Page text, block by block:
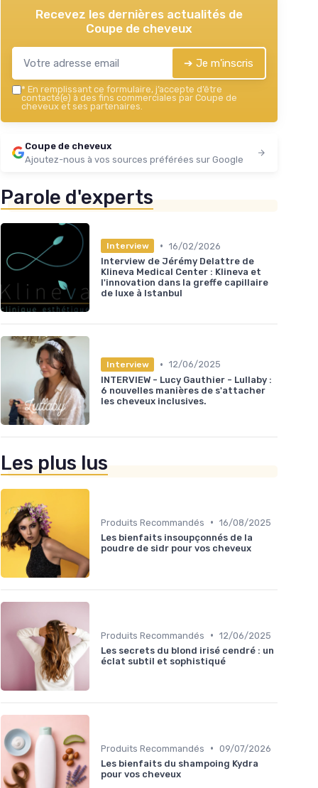
Recevez les dernières actualités de
Coupe de cheveux
➔ Je m'inscris
* En remplissant ce formulaire, j’accepte d’être
contacté(e) à des fins commerciales par Coupe de
cheveux et ses partenaires.
Coupe de cheveux
Ajoutez-nous à vos sources préférées sur Google
Parole d'experts
Interview • 16/02/2026
Interview de Jérémy Delattre de
Klineva Medical Center : Klineva et
l'innovation dans la greffe capillaire
de luxe à Istanbul
Interview • 12/06/2025
INTERVIEW - Lucy Gauthier - Lullaby :
6 nouvelles manières de s'attacher
les cheveux inclusives.
Les plus lus
Produits Recommandés • 16/08/2025
Les bienfaits insoupçonnés de la
poudre de sidr pour vos cheveux
Produits Recommandés • 12/06/2025
Les secrets du blond irisé cendré : un
éclat subtil et sophistiqué
Produits Recommandés • 09/07/2026
Les bienfaits du shampoing Kydra
pour vos cheveux